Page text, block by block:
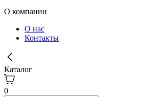
О компании
О нас
Контакты
Каталог
0